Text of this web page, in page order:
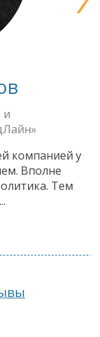
и
компанией у
Вполне
Тем